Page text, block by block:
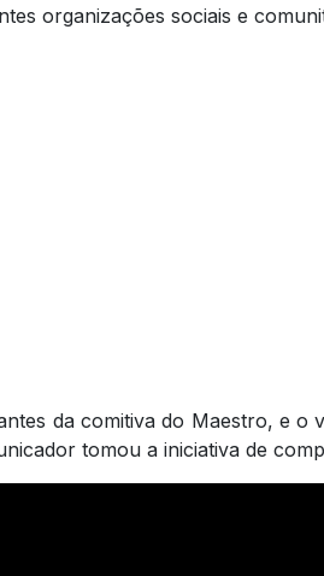
organizações sociais e
da comitiva do Maestro, e
tomou a iniciativa de